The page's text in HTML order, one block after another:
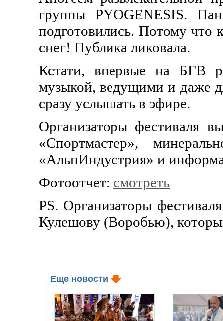
группы PYOGENESIS.
подготовились. Потому что
снег! Публика ликовала.
Кстати, впервые на БГВ
музыкой, ведущими и даже
сразу услышать в эфире.
Организаторы фестиваля
«Спортмастер»,
«АльпИндустрия» и
Фотоотчет: смотреть
PS. Организаторы
Кулешову (Воробью),
Еще новости